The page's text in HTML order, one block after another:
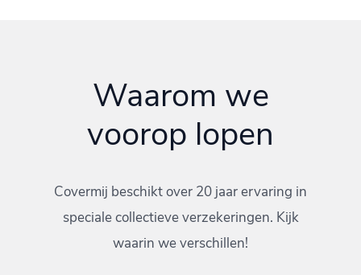
Waarom we
voorop lopen
Covermij beschikt over 20 jaar ervaring in
speciale collectieve verzekeringen. Kijk
waarin we verschillen!